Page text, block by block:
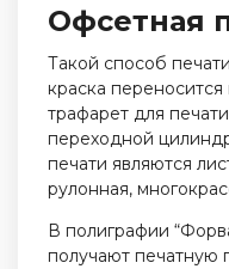
Офсетная
Такой способ
краска
трафарет для
переходной
печати являются
рулонная,
В полиграфии
получают печатную